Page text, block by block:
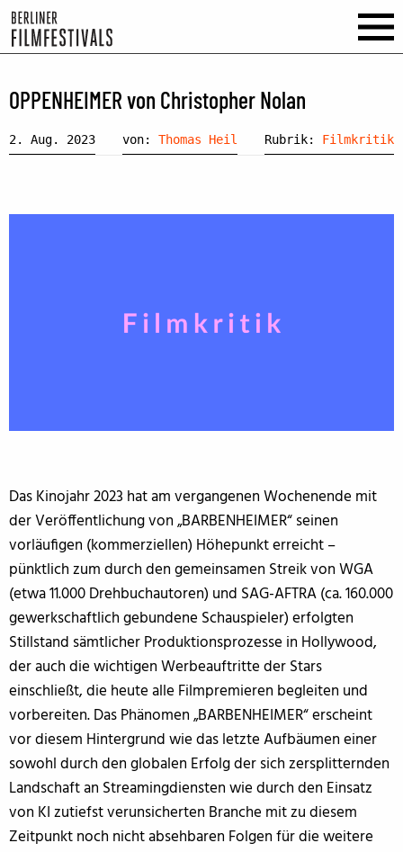
OPPENHEIMER von Christopher Nolan
2. Aug. 2023 von: Thomas Heil Rubrik: Filmkritik
Das Kinojahr 2023 hat am vergangenen Wochenende mit
der Veröffentlichung von „BARBENHEIMER“ seinen
vorläufigen (kommerziellen) Höhepunkt erreicht –
pünktlich zum durch den gemeinsamen Streik von WGA
(etwa 11.000 Drehbuchautoren) und SAG-AFTRA (ca. 160.000
gewerkschaftlich gebundene Schauspieler) erfolgten
Stillstand sämtlicher Produktionsprozesse in Hollywood,
der auch die wichtigen Werbeauftritte der Stars
einschließt, die heute alle Filmpremieren begleiten und
vorbereiten. Das Phänomen „BARBENHEIMER“ erscheint
vor diesem Hintergrund wie das letzte Aufbäumen einer
sowohl durch den globalen Erfolg der sich zersplitternden
Landschaft an Streamingdiensten wie durch den Einsatz
von KI zutiefst verunsicherten Branche mit zu diesem
Zeitpunkt noch nicht absehbaren Folgen für die weitere